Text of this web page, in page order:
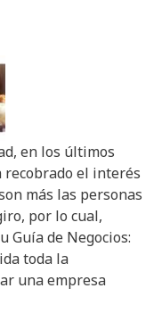
en los últimos
el interés
más las personas
por lo cual,
Guía de Negocios:
toda la
una empresa